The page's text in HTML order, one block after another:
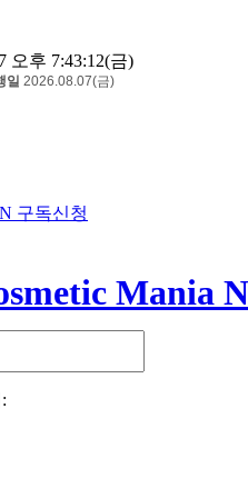
오후 7:43:12(금)
구독신청
일 2026.08.07(금)